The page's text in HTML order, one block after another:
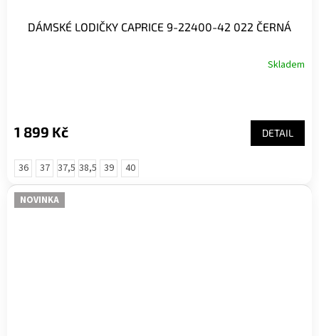
DÁMSKÉ LODIČKY CAPRICE 9-22400-42 022 ČERNÁ
Skladem
1 899 Kč DETAIL
36 37 37,5 38,5 39 40
NOVINKA